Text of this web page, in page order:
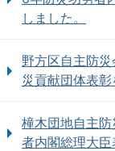
しました。
野方区自主防
災貢献団体表彰
橦木団地自主
者内閣総理大臣